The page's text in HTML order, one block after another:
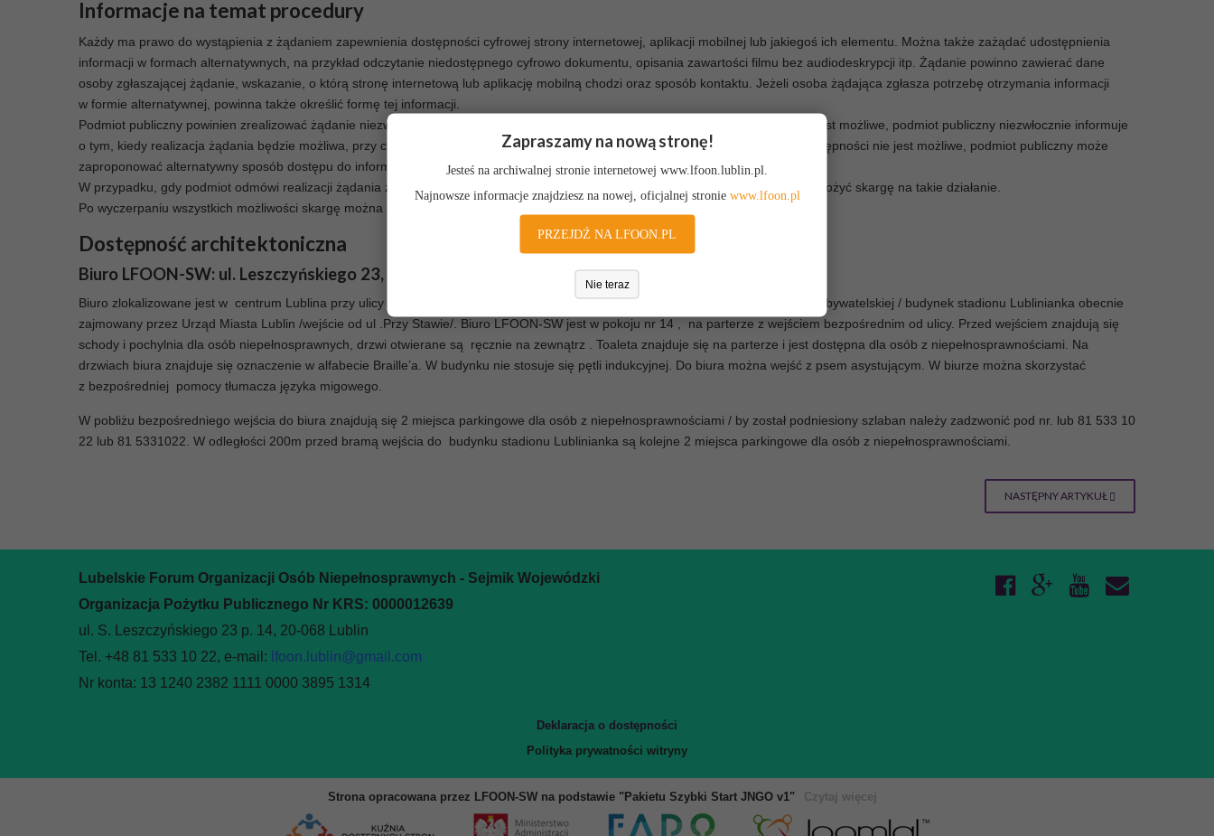
Informacje na temat procedury
Każdy ma prawo do wystąpienia z żądaniem zapewnienia dostępności cyfrowej strony internetowej, aplikacji mobilnej lub jakiegoś ich elementu. Można także zażądać udostępnienia
informacji w formach alternatywnych, na przykład odczytanie niedostępnego cyfrowo dokumentu, opisania zawartości filmu bez audiodeskrypcji itp. Żądanie powinno zawierać dane
osoby zgłaszającej żądanie, wskazanie, o którą stronę internetową lub aplikację mobilną chodzi oraz sposób kontaktu. Jeżeli osoba żądająca zgłasza potrzebę otrzymania informacji
w formie alternatywnej, powinna także określić formę tej informacji.
Podmiot publiczny powinien zrealizować żądanie niezwłocznie i nie później niż w ciągu 7 dni. Jeżeli dotrzymanie tego terminu nie jest możliwe, podmiot publiczny niezwłocznie informuje
o tym, kiedy realizacja żądania będzie możliwa, przy czym termin ten nie może być dłuższy niż 2 miesiące. Jeżeli zapewnienie dostępności nie jest możliwe, podmiot publiczny może
zaproponować alternatywny sposób dostępu do informacji.
W przypadku, gdy podmiot odmówi realizacji żądania zapewnienia dostępności lub alternatywnego dostępu do informacji, można złożyć skargę na takie działanie.
Po wyczerpaniu wszystkich możliwości skargę można przesłać także do Rzecznika Praw Obywatelskich.
Dostępność architektoniczna
Biuro LFOON-SW: ul. Leszczyńskiego 23, 20-068 Lublin.
Biuro zlokalizowane jest w centrum Lublina przy ulicy Leszczyńskiego 23 w budynku dawnego Lubelskiego Centrum Aktywności Obywatelskiej / budynek stadionu Lublinianka obecnie
zajmowany przez Urząd Miasta Lublin /wejście od ul .Przy Stawie/. Biuro LFOON-SW jest w pokoju nr 14 , na parterze z wejściem bezpośrednim od ulicy. Przed wejściem znajdują się
schody i pochylnia dla osób niepełnosprawnych, drzwi otwierane są ręcznie na zewnątrz . Toaleta znajduje się na parterze i jest dostępna dla osób z niepełnosprawnościami. Na
drzwiach biura znajduje się oznaczenie w alfabecie Braille’a. W budynku nie stosuje się pętli indukcyjnej. Do biura można wejść z psem asystującym. W biurze można skorzystać
z bezpośredniej pomocy tłumacza języka migowego.
W pobliżu bezpośredniego wejścia do biura znajdują się 2 miejsca parkingowe dla osób z niepełnosprawnościami / by został podniesiony szlaban należy zadzwonić pod nr. lub 81 533 10
22 lub 81 5331022. W odległości 200m przed bramą wejścia do budynku stadionu Lublinianka są kolejne 2 miejsca parkingowe dla osób z niepełnosprawnościami.
NASTĘPNY ARTYKUŁ
Lubelskie Forum Organizacji Osób Niepełnosprawnych - Sejmik Wojewódzki
Organizacja Pożytku Publicznego Nr KRS: 0000012639
ul. S. Leszczyńskiego 23 p. 14, 20-068 Lublin
Tel. +48 81 533 10 22, e-mail: lfoon.lublin@gmail.com
Nr konta: 13 1240 2382 1111 0000 3895 1314
Deklaracja o dostępności
Polityka prywatności witryny
Strona opracowana przez LFOON-SW na podstawie "Pakietu Szybki Start JNGO v1" Czytaj więcej
Zapraszamy na nową stronę!
Jesteś na archiwalnej stronie internetowej www.lfoon.lublin.pl.
Najnowsze informacje znajdziesz na nowej, oficjalnej stronie www.lfoon.pl
PRZEJDŹ NA LFOON.PL
Nie teraz